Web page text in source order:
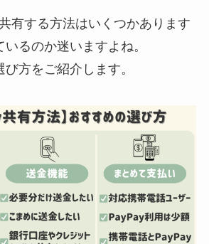
有する方法はいくつかあります
るのか迷いますよね。
方をご紹介します。